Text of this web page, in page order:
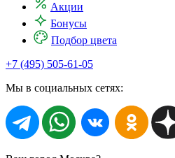
Акции
Бонусы
Подбор цвета
+7 (495) 505-61-05
Мы в социальных сетях: